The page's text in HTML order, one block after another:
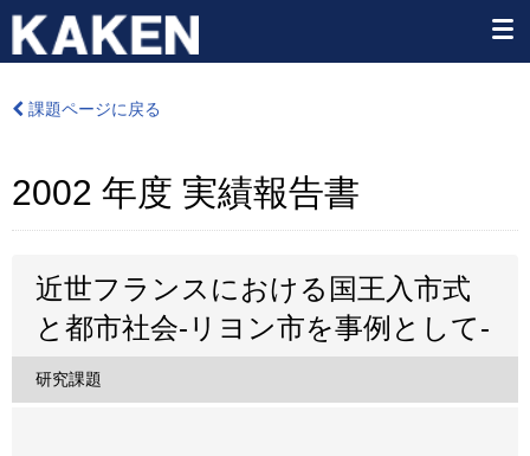
課題ページに戻る
2002 年度 実績報告書
近世フランスにおける国王入市式
と都市社会-リヨン市を事例として-
研究課題